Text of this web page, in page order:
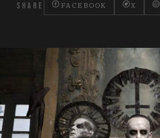
SHARE FACEBOOK X